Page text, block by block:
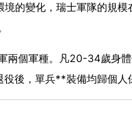
的變化，瑞士軍隊的規模
個軍種。凡20-34歲身體
後，單兵**裝備均歸個人